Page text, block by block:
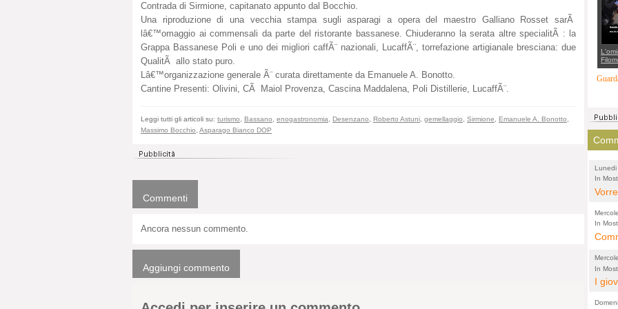
Contrada di Sirmione, capitanato appunto dal Bocchio.
Una riproduzione di una vecchia stampa sugli asparagi a opera del maestro Galliano Rosset sarÃ
lâ€™omaggio ai commensali da parte del ristorante bassanese. Chiuderanno la serata altre specialitÃ : la
Grappa Bassanese Poli e uno dei migliori caffÃ¨ nazionali, LucaffÃ¨, torrefazione artigianale bresciana: due
QualitÃ allo stato puro.
Lâ€™organizzazione generale Ã¨ curata direttamente da Emanuele A. Bonotto.
Cantine Presenti: Olivini, CÃ Maiol Provenza, Cascina Maddalena, Poli Distillerie, LucaffÃ¨.
Leggi tutti gli articoli su: turismo Bassano enogastronomia Desenzano Roberto Astuni gemellaggio Sirmione Emanuele A. Bonotto
Massimo Bocchio Asparago Bianco DOP
Commenti
Ancora nessun commento.
Aggiungi commento
Lunedi
In
di
eIn
In
I